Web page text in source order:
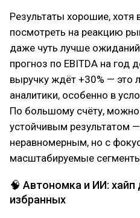
Результаты хорошие, хотя
посмотреть на реакцию
даже чуть лучше
прогноз по EBITDA на год
выручку ждёт +30% — это
аналитики, особенно в
По большому счёту, можно
устойчивым результатом —
неравномерным, но с
масштабируемые
🧠 Автономка и ИИ: хайп
избранных